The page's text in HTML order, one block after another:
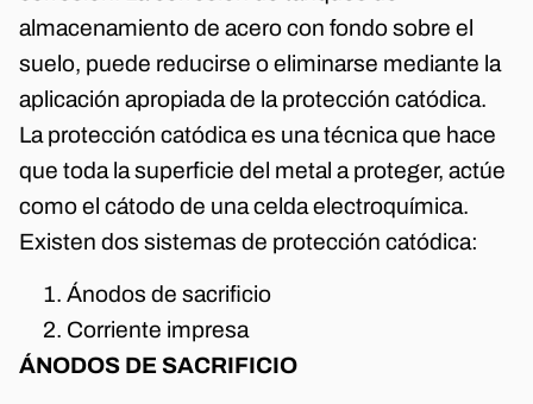
almacenamiento de acero con fondo sobre el
suelo, puede reducirse o eliminarse mediante la
aplicación apropiada de la protección catódica.
La protección catódica es una técnica que hace
que toda la superficie del metal a proteger, actúe
como el cátodo de una celda electroquímica.
Existen dos sistemas de protección catódica:
Ánodos de sacrificio
Corriente impresa
ÁNODOS DE SACRIFICIO